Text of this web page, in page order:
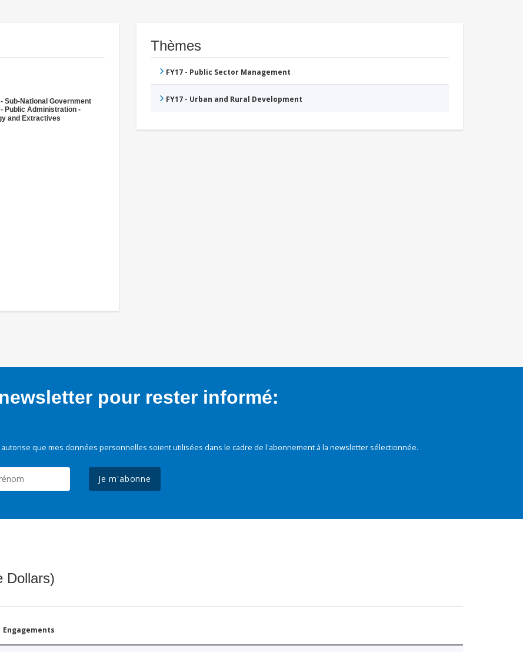
Sub-National Government
- Public Administration -
and Extractives
Thèmes
FY17 - Public Sector Management
FY17 - Urban and Rural Development
pour rester informé:
que mes données personnelles soient utilisées dans le cadre de l'abonnement à la newsletter sélectionnée.
Je m'abonne
Dollars)
Engagements